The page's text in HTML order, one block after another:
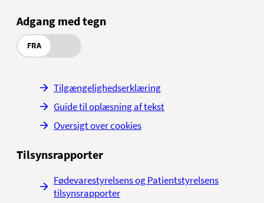
Adgang med tegn
FRA
Tilgængelighedserklæring
Guide til oplæsning af tekst
Oversigt over cookies
Tilsynsrapporter
Fødevarestyrelsens og Patientstyrelsens
tilsynsrapporter